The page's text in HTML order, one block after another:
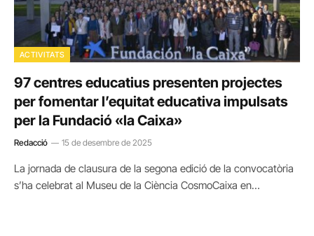
ACTIVITATS
97 centres educatius presenten projectes
per fomentar l’equitat educativa impulsats
per la Fundació «la Caixa»
Redacció 15 de desembre de 2025
La jornada de clausura de la segona edició de la convocatòria
s’ha celebrat al Museu de la Ciència CosmoCaixa en…